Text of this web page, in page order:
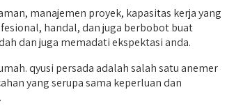
manajemen proyek, kapasitas kerja yang
handal, dan juga berbobot buat
dan juga memadati ekspektasi anda.
qyusi persada adalah salah satu anemer
yang serupa sama keperluan dan